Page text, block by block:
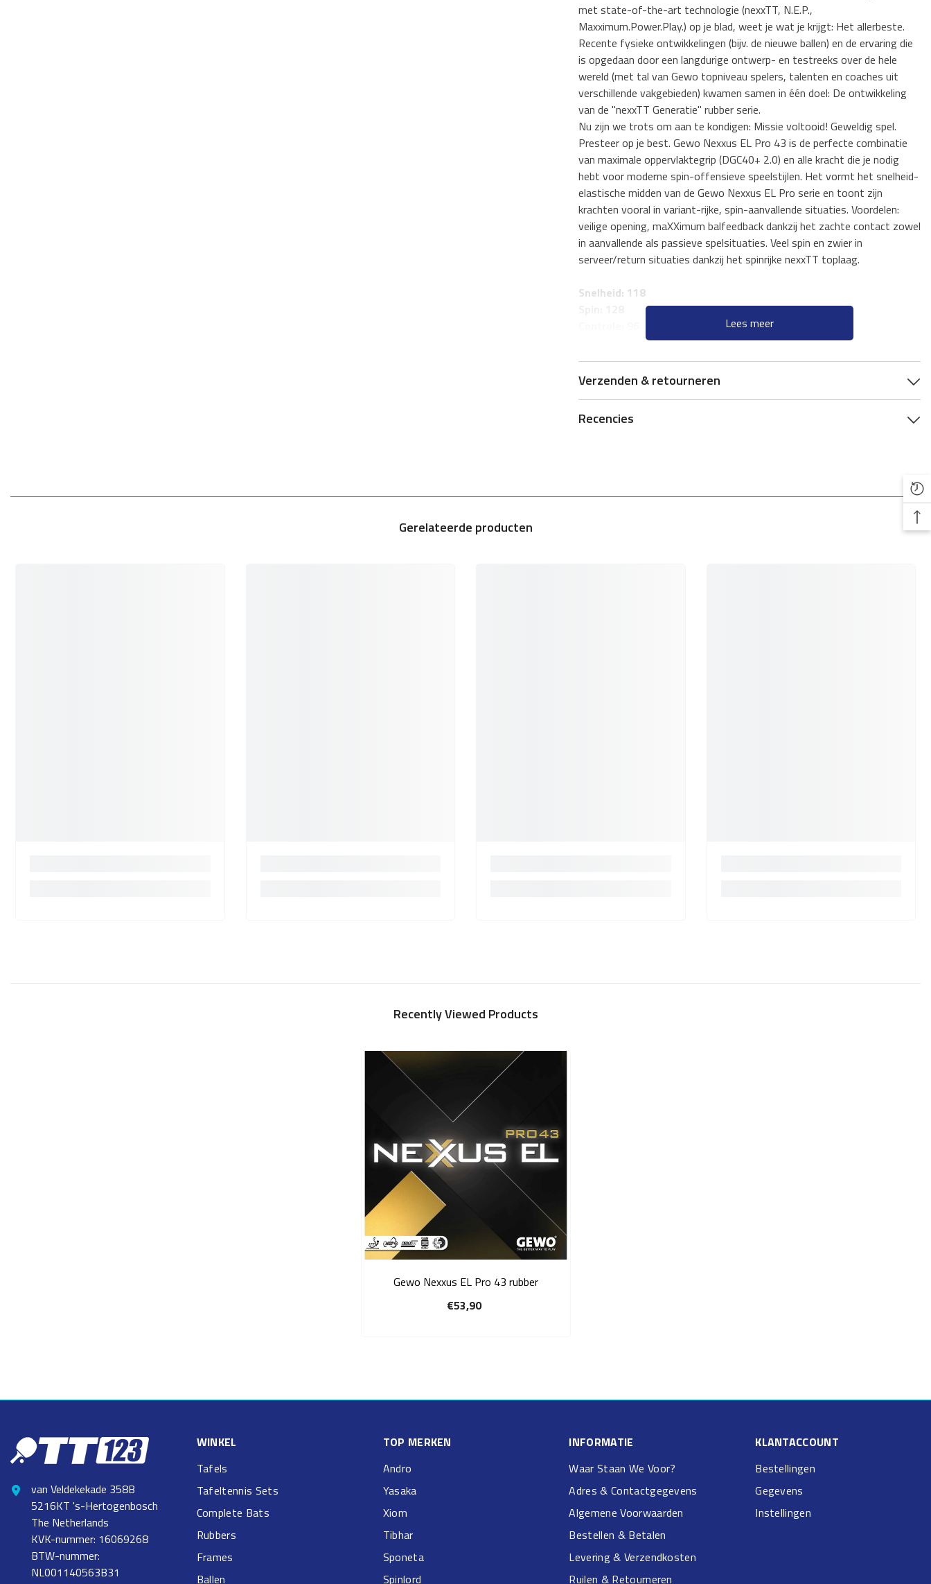
met state-of-the-art technologie (nexxTT, N.E.P.,
Maxximum.Power.Play.) op je blad, weet je wat je krijgt: Het allerbeste.
Recente fysieke ontwikkelingen (bijv. de nieuwe ballen) en de ervaring die
is opgedaan door een langdurige ontwerp- en testreeks over de hele
wereld (met tal van Gewo topniveau spelers, talenten en coaches uit
verschillende vakgebieden) kwamen samen in één doel: De ontwikkeling
van de "nexxTT Generatie" rubber serie.
Nu zijn we trots om aan te kondigen: Missie voltooid! Geweldig spel.
Presteer op je best. Gewo Nexxus EL Pro 43 is de perfecte combinatie
van maximale oppervlaktegrip (DGC40+ 2.0) en alle kracht die je nodig
hebt voor moderne spin-offensieve speelstijlen. Het vormt het snelheid-
elastische midden van de Gewo Nexxus EL Pro serie en toont zijn
krachten vooral in variant-rijke, spin-aanvallende situaties. Voordelen:
veilige opening, maXXimum balfeedback dankzij het zachte contact zowel
in aanvallende als passieve spelsituaties. Veel spin en zwier in
serveer/return situaties dankzij het spinrijke nexxTT toplaag.
Snelheid: 118
Hardheid: Medium
Lees meer
Verzenden & retourneren
Recencies
Gerelateerde producten
Recently Viewed Products
Gewo Nexxus EL Pro 43 rubber
€53,90
van Veldekekade 358B
5216KT 's-Hertogenbosch
The Netherlands
KVK-nummer: 16069268
BTW-nummer:
NL001140563B31
WINKEL
Tafels
Tafeltennis Sets
Complete Bats
Rubbers
Frames
Ballen
TOP MERKEN
Andro
Yasaka
Xiom
Tibhar
Sponeta
Spinlord
INFORMATIE
Waar Staan We Voor?
Adres & Contactgegevens
Algemene Voorwaarden
Bestellen & Betalen
Levering & Verzendkosten
Ruilen & Retourneren
KLANTACCOUNT
Bestellingen
Gegevens
Instellingen